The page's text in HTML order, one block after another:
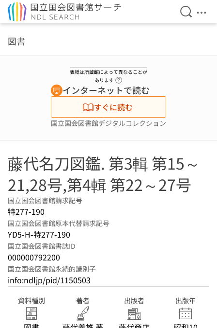
検索を
メ
図書
表紙は所蔵館によって異なることが
あります
インターネットで読む
すぐに読む
国立国会図書館デジタルコレクション
藤代名刀図鑑. 第3輯 第15～
21,28号,第4輯 第22～27号
国立国会図書館請求記号
特277-190
国立国会図書館原本代替請求記号
YD5-H-特277-190
国立国会図書館書誌ID
000000792200
国立国会図書館永続的識別子
info:ndljp/pid/1150503
資料種別 著者 出版者 出版年